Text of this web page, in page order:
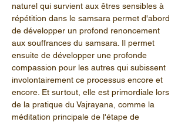
naturel qui survient aux êtres sensibles à
répétition dans le samsara permet d'abord
de développer un profond renoncement
aux souffrances du samsara. Il permet
ensuite de développer une profonde
compassion pour les autres qui subissent
involontairement ce processus encore et
encore. Et surtout, elle est primordiale lors
de la pratique du Vajrayana, comme la
méditation principale de l'étape de